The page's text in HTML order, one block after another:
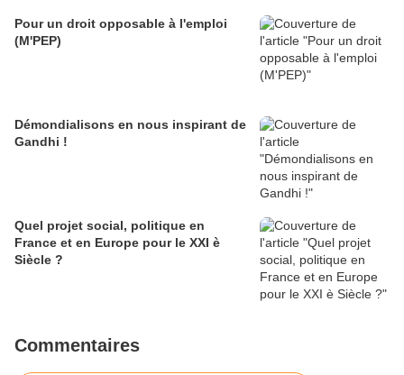
Pour un droit opposable à l'emploi
(M'PEP)
Démondialisons en nous inspirant de
Gandhi !
Quel projet social, politique en
France et en Europe pour le XXI è
Siècle ?
Commentaires